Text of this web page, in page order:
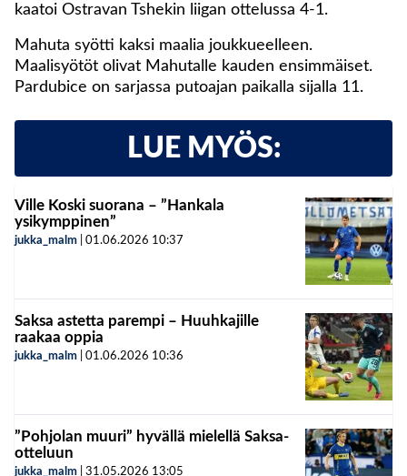
kaatoi Ostravan Tshekin liigan ottelussa 4-1.
Mahuta syötti kaksi maalia joukkueelleen.
Maalisyötöt olivat Mahutalle kauden ensimmäiset.
Pardubice on sarjassa putoajan paikalla sijalla 11.
LUE MYÖS:
Ville Koski suorana – ”Hankala
ysikymppinen”
jukka_malm 01.06.2026 10:37
Saksa astetta parempi – Huuhkajille
raakaa oppia
jukka_malm 01.06.2026 10:36
”Pohjolan muuri” hyvällä mielellä Saksa-
otteluun
jukka_malm 31.05.2026 13:05